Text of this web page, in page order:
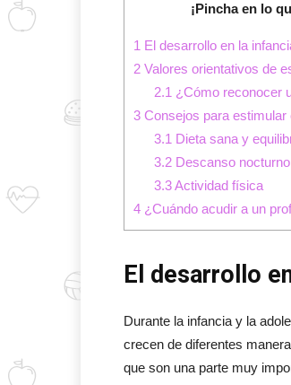
¡Pincha en lo
1 El desarrollo en la
2 Valores orientativos de
2.1 ¿Cómo reconocer
3 Consejos para
3.1 Dieta sana y
3.2Descanso nocturno
3.3Actividad física
4 ¿Cuándo acudir a un
El desarrollo
Durante la infancia y la
crecen de diferentes
que son una parte muy